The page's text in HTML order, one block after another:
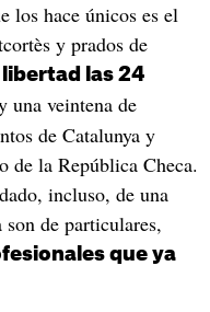
los hace únicos es el
y prados de
las 24
una veintena de
de Catalunya y
de la República Checa.
incluso, de una
de particulares,
que ya